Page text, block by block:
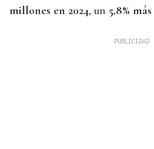
millones en 2024, un 5,8% más